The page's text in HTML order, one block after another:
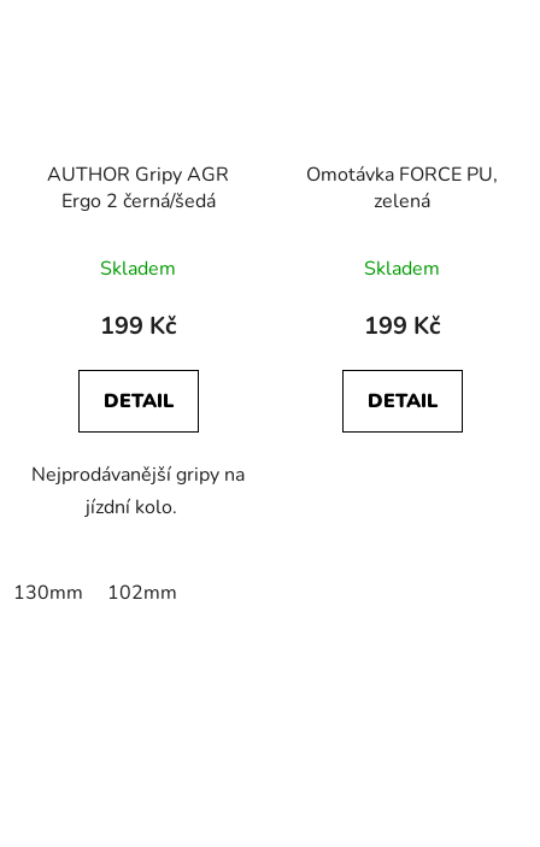
AUTHOR Gripy AGR
Ergo 2 černá/šedá
Skladem
199 Kč
DETAIL
Nejprodávanější gripy na
jízdní kolo.
130mm 102mm
Omotávka FORCE PU,
zelená
Skladem
199 Kč
DETAIL